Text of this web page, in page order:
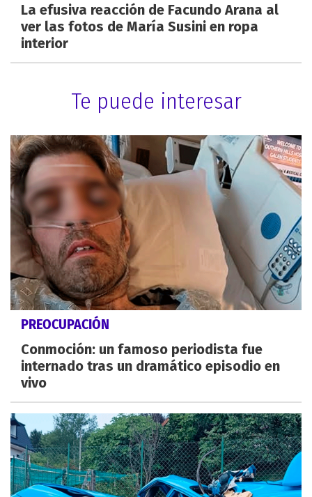
La efusiva reacción de Facundo Arana al
ver las fotos de María Susini en ropa
interior
Te puede interesar
PREOCUPACIÓN
Conmoción: un famoso periodista fue
internado tras un dramático episodio en
vivo